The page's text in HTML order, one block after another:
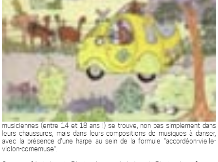
musiciennes (entre 14 et 18 ans !) se trouve, non pas simplement dans
leurs chaussures, mais dans leurs compositions de musiques à danser,
avec la présence d'une harpe au sein de la formule "accordéon-vielle-
violon-cornemuse".